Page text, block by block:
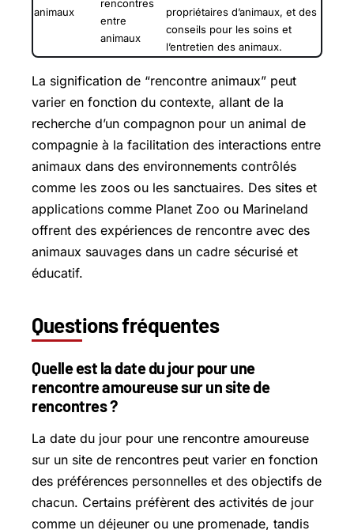
animaux
rencontres
entre
animaux
propriétaires d’animaux, et des
conseils pour les soins et
l’entretien des animaux.
La signification de “rencontre animaux” peut
varier en fonction du contexte, allant de la
recherche d’un compagnon pour un animal de
compagnie à la facilitation des interactions entre
animaux dans des environnements contrôlés
comme les zoos ou les sanctuaires. Des sites et
applications comme Planet Zoo ou Marineland
offrent des expériences de rencontre avec des
animaux sauvages dans un cadre sécurisé et
éducatif.
Questions fréquentes
Quelle est la date du jour pour une
rencontre amoureuse sur un site de
rencontres ?
La date du jour pour une rencontre amoureuse
sur un site de rencontres peut varier en fonction
des préférences personnelles et des objectifs de
chacun. Certains préfèrent des activités de jour
comme un déjeuner ou une promenade, tandis